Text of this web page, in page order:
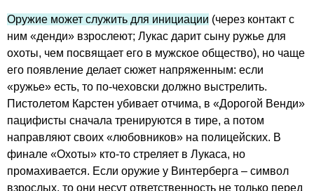
Оружие может служить для инициации (через контакт с
ним «денди» взрослеют; Лукас дарит сыну ружье для
охоты, чем посвящает его в мужское общество), но чаще
его появление делает сюжет напряженным: если
«ружье» есть, то по-чеховски должно выстрелить.
Пистолетом Карстен убивает отчима, в «Дорогой Венди»
пацифисты сначала тренируются в тире, а потом
направляют своих «любовников» на полицейских. В
финале «Охоты» кто-то стреляет в Лукаса, но
промахивается. Если оружие у Винтерберга – символ
взрослых, то они несут ответственность не только перед